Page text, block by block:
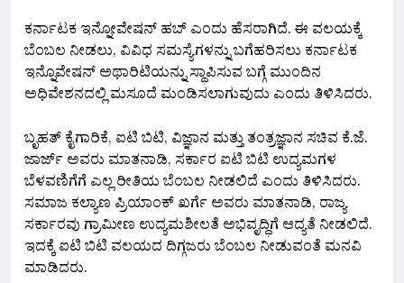
ಕರ್ನಾಟಕ ಇನ್ನೋವೇಷನ್ ಹಬ್ ಎಂದು ಹೆಸರಾಗಿದೆ. ಈ ವಲಯಕ್ಕೆ
ಬೆಂಬಲ ನೀಡಲು, ವಿವಿಧ ಸಮಸ್ಯೆಗಳನ್ನು ಬಗೆಹರಿಸಲು ಕರ್ನಾಟಕ
ಇನ್ನೊವೇಷನ್ ಅಥಾರಿಟಿಯನ್ನು ಸ್ಥಾಪಿಸುವ ಬಗ್ಗೆ ಮುಂದಿನ
ಅಧಿವೇಶನದಲ್ಲಿ ಮಸೂದೆ ಮಂಡಿಸಲಾಗುವುದು ಎಂದು ತಿಳಿಸಿದರು.
ಬೃಹತ್ ಕೈಗಾರಿಕೆ, ಐಟಿ ಬಿಟಿ, ವಿಜ್ಞಾನ ಮತ್ತು ತಂತ್ರಜ್ಞಾನ ಸಚಿವ ಕೆ.ಜೆ.
ಜಾರ್ಜ್ ಅವರು ಮಾತನಾಡಿ, ಸರ್ಕಾರ ಐಟಿ ಬಿಟಿ ಉದ್ಯಮಗಳ
ಬೆಳವಣಿಗೆಗೆ ಎಲ್ಲ ರೀತಿಯ ಬೆಂಬಲ ನೀಡಲಿದೆ ಎಂದು ತಿಳಿಸಿದರು.
ಸಮಾಜ ಕಲ್ಯಾಣ ಪ್ರಿಯಾಂಕ್ ಖರ್ಗೆ ಅವರು ಮಾತನಾಡಿ, ರಾಜ್ಯ
ಸರ್ಕಾರವು ಗ್ರಾಮೀಣ ಉದ್ಯಮಶೀಲತೆ ಅಭಿವೃದ್ಧಿಗೆ ಆದ್ಯತೆ ನೀಡಲಿದೆ.
ಇದಕ್ಕೆ ಐಟಿ ಬಿಟಿ ವಲಯದ ದಿಗ್ಗಜರು ಬೆಂಬಲ ನೀಡುವಂತೆ ಮನವಿ
ಮಾಡಿದರು.